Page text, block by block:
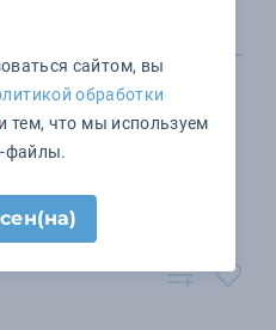
штопором Circle
сайтом, вы
обработки
тем, что мы используем
файлы.